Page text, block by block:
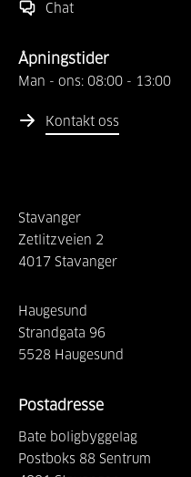
Chat
Åpningstider
Man - ons: 08:00 - 13:00
Kontakt oss
Stavanger
Zetlitzveien 2
4017 Stavanger
Haugesund
Strandgata 96
5528 Haugesund
Postadresse
Bate boligbyggelag
Postboks 88 Sentrum